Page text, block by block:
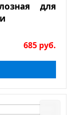
для
685 руб.